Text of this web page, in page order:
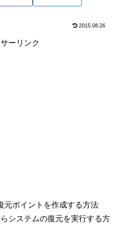
2015.08.26
ーリンク
元ポイントを作成する方法
システムの復元を実行する方